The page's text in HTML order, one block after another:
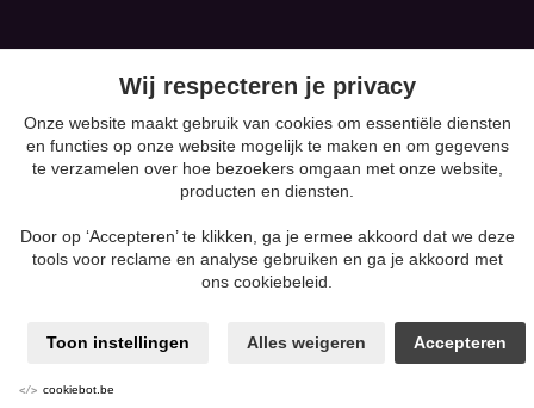
HANDBOEKEN & OEFENSCHRIFTEN
BOETSEREN & GIETEN
Kaarsen & Zeep maken
moulding
Gips
Papiermaché
Producten voor Pouring
Wij respecteren je privacy
Onze website maakt gebruik van cookies om essentiële diensten
en functies op onze website mogelijk te maken en om gegevens
te verzamelen over hoe bezoekers omgaan met onze website,
producten en diensten.
Door op ‘Accepteren’ te klikken, ga je ermee akkoord dat we deze
tools voor reclame en analyse gebruiken en ga je akkoord met
ons cookiebeleid.
Toon instellingen Alles weigeren Accepteren
cookiebot.be